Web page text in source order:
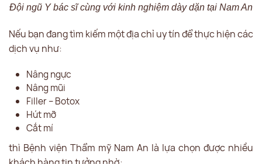
Đội ngũ Y bác sĩ cùng với kinh nghiệm dày dặn tại Nam An
Nếu bạn đang tìm kiếm một địa chỉ uy tín để thực hiện các
dịch vụ như:
Nâng ngực
Nâng mũi
Filler – Botox
Hút mỡ
Cắt mí
thì Bệnh viện Thẩm mỹ Nam An là lựa chọn được nhiều